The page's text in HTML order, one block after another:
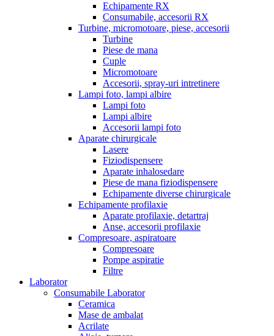
Echipamente RX
Consumabile, accesorii RX
Turbine, micromotoare, piese, accesorii
Turbine
Piese de mana
Cuple
Micromotoare
Accesorii, spray-uri intretinere
Lampi foto, lampi albire
Lampi foto
Lampi albire
Accesorii lampi foto
Aparate chirurgicale
Lasere
Fiziodispensere
Aparate inhalosedare
Piese de mana fiziodispensere
Echipamente diverse chirurgicale
Echipamente profilaxie
Aparate profilaxie, detartraj
Anse, accesorii profilaxie
Compresoare, aspiratoare
Compresoare
Pompe aspiratie
Filtre
Laborator
Consumabile Laborator
Ceramica
Mase de ambalat
Acrilate